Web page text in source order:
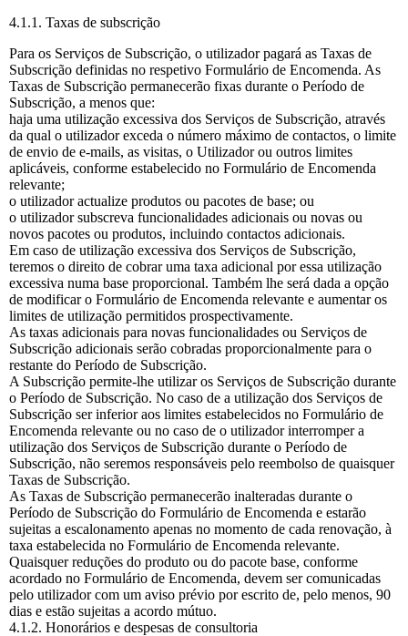
4.1.1. Taxas de subscrição
Para os Serviços de Subscrição, o utilizador pagará as Taxas de
Subscrição definidas no respetivo Formulário de Encomenda. As
Taxas de Subscrição permanecerão fixas durante o Período de
Subscrição, a menos que:
haja uma utilização excessiva dos Serviços de Subscrição, através
da qual o utilizador exceda o número máximo de contactos, o limite
de envio de e-mails, as visitas, o Utilizador ou outros limites
aplicáveis, conforme estabelecido no Formulário de Encomenda
relevante;
o utilizador actualize produtos ou pacotes de base; ou
o utilizador subscreva funcionalidades adicionais ou novas ou
novos pacotes ou produtos, incluindo contactos adicionais.
Em caso de utilização excessiva dos Serviços de Subscrição,
teremos o direito de cobrar uma taxa adicional por essa utilização
excessiva numa base proporcional. Também lhe será dada a opção
de modificar o Formulário de Encomenda relevante e aumentar os
limites de utilização permitidos prospectivamente.
As taxas adicionais para novas funcionalidades ou Serviços de
Subscrição adicionais serão cobradas proporcionalmente para o
restante do Período de Subscrição.
A Subscrição permite-lhe utilizar os Serviços de Subscrição durante
o Período de Subscrição. No caso de a utilização dos Serviços de
Subscrição ser inferior aos limites estabelecidos no Formulário de
Encomenda relevante ou no caso de o utilizador interromper a
utilização dos Serviços de Subscrição durante o Período de
Subscrição, não seremos responsáveis pelo reembolso de quaisquer
Taxas de Subscrição.
As Taxas de Subscrição permanecerão inalteradas durante o
Período de Subscrição do Formulário de Encomenda e estarão
sujeitas a escalonamento apenas no momento de cada renovação, à
taxa estabelecida no Formulário de Encomenda relevante.
Quaisquer reduções do produto ou do pacote base, conforme
acordado no Formulário de Encomenda, devem ser comunicadas
pelo utilizador com um aviso prévio por escrito de, pelo menos, 90
dias e estão sujeitas a acordo mútuo.
4.1.2. Honorários e despesas de consultoria